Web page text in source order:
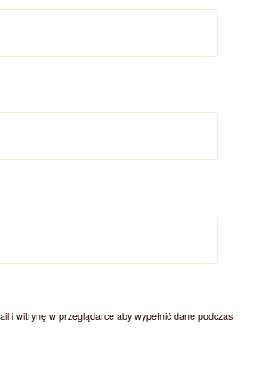
i witrynę w przeglądarce aby wypełnić dane podczas